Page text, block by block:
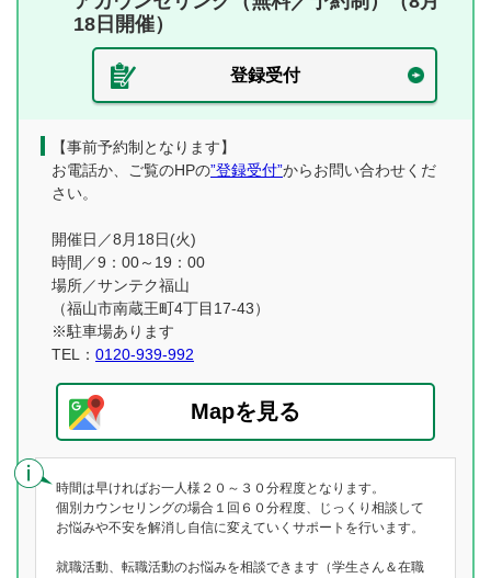
18日開催）
登録受付
【事前予約制となります】
お電話か、ご覧のHPの”登録受付”からお問い合わせくだ
さい。
開催日／8月18日(火)
時間／9：00～19：00
場所／サンテク福山
（福山市南蔵王町4丁目17-43）
※駐車場あります
TEL： 0120-939-992
Mapを見る
時間は早ければお一人様２０～３０分程度となります。
個別カウンセリングの場合１回６０分程度、じっくり相談して
お悩みや不安を解消し自信に変えていくサポートを行います。
就職活動、転職活動のお悩みを相談できます（学生さん＆在職